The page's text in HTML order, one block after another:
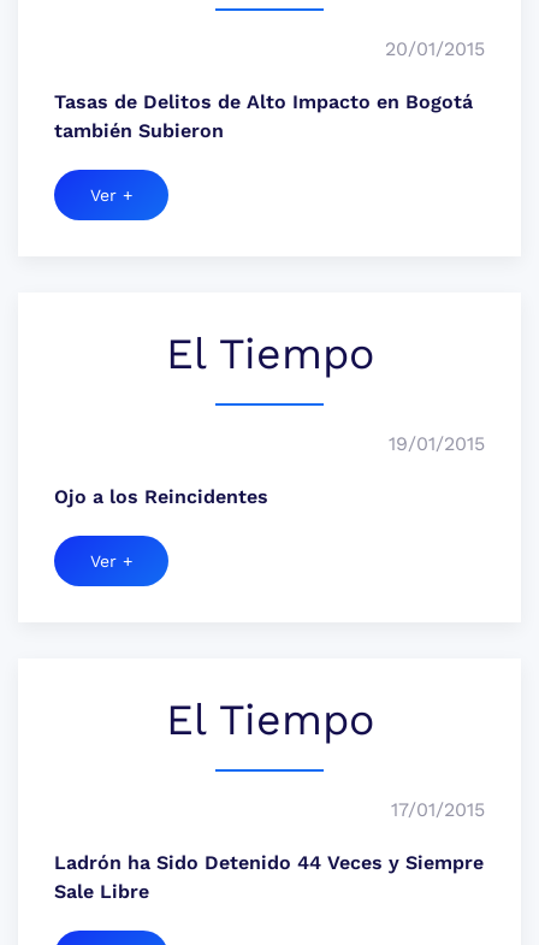
20/01/2015
Tasas de Delitos de Alto Impacto en Bogotá
también Subieron
Ver +
El Tiempo
19/01/2015
Ojo a los Reincidentes
Ver +
El Tiempo
17/01/2015
Ladrón ha Sido Detenido 44 Veces y Siempre
Sale Libre